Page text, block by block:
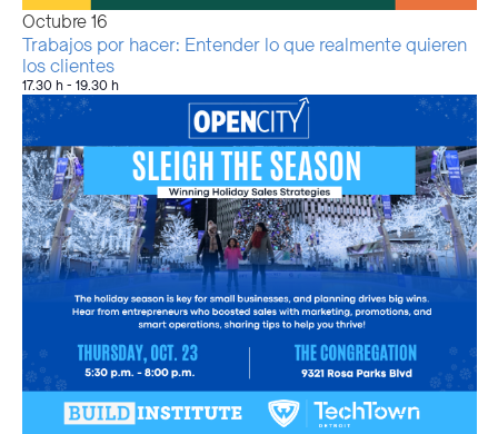
Octubre 16
Trabajos por hacer: Entender lo que realmente quieren
los clientes
17.30 h- 19.30 h